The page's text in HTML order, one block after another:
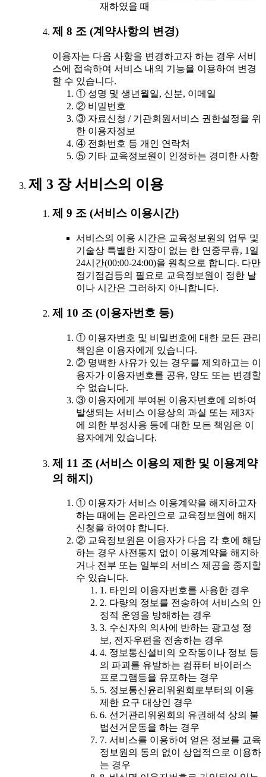
재하였을 때
제 8 조 (계약사항의 변경)
이용자는 다음 사항을 변경하고자 하는 경우 서비
스에 접속하여 서비스 내의 기능을 이용하여 변경
할 수 있습니다.
① 성명 및 생년월일, 신분, 이메일
② 비밀번호
③ 자료신청 / 기관회원서비스 권한설정을 위
한 이용자정보
④ 전화번호 등 개인 연락처
⑤ 기타 교육정보원이 인정하는 경미한 사항
제 3 장 서비스의 이용
제 9 조 (서비스 이용시간)
서비스의 이용 시간은 교육정보원의 업무 및
기술상 특별한 지장이 없는 한 연중무휴, 1일
24시간(00:00-24:00)을 원칙으로 합니다. 다만
정기점검등의 필요로 교육정보원이 정한 날
이나 시간은 그러하지 아니합니다.
제 10 조 (이용자번호 등)
① 이용자번호 및 비밀번호에 대한 모든 관리
책임은 이용자에게 있습니다.
② 명백한 사유가 있는 경우를 제외하고는 이
용자가 이용자번호를 공유, 양도 또는 변경할
수 없습니다.
③ 이용자에게 부여된 이용자번호에 의하여
발생되는 서비스 이용상의 과실 또는 제3자
에 의한 부정사용 등에 대한 모든 책임은 이
용자에게 있습니다.
제 11 조 (서비스 이용의 제한 및 이용계약
의 해지)
① 이용자가 서비스 이용계약을 해지하고자
하는 때에는 온라인으로 교육정보원에 해지
신청을 하여야 합니다.
② 교육정보원은 이용자가 다음 각 호에 해당
하는 경우 사전통지 없이 이용계약을 해지하
거나 전부 또는 일부의 서비스 제공을 중지할
수 있습니다.
1. 타인의 이용자번호를 사용한 경우
2. 다량의 정보를 전송하여 서비스의 안
정적 운영을 방해하는 경우
3. 수신자의 의사에 반하는 광고성 정
보, 전자우편을 전송하는 경우
4. 정보통신설비의 오작동이나 정보 등
의 파괴를 유발하는 컴퓨터 바이러스
프로그램등을 유포하는 경우
5. 정보통신윤리위원회로부터의 이용
제한 요구 대상인 경우
6. 선거관리위원회의 유권해석 상의 불
법선거운동을 하는 경우
7. 서비스를 이용하여 얻은 정보를 교육
정보원의 동의 없이 상업적으로 이용하
는 경우